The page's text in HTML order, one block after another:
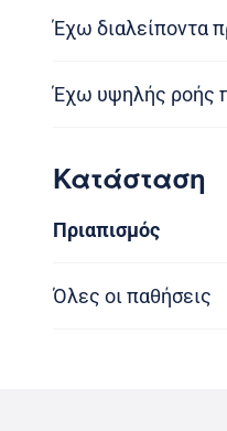
Έχω διαλείποντα
Έχω υψηλής ροής
Κατάσταση
Πριαπισμός
Όλες οι παθήσεις